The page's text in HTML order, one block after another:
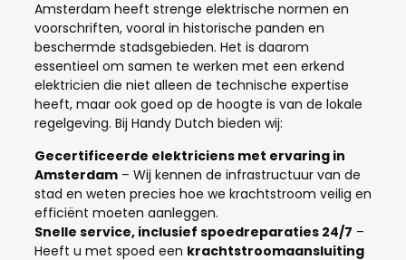
Amsterdam heeft strenge elektrische normen en
voorschriften, vooral in historische panden en
beschermde stadsgebieden. Het is daarom
essentieel om samen te werken met een erkend
elektricien die niet alleen de technische expertise
heeft, maar ook goed op de hoogte is van de lokale
regelgeving. Bij Handy Dutch bieden wij:
Gecertificeerde elektriciens met ervaring in
Amsterdam – Wij kennen de infrastructuur van de
stad en weten precies hoe we krachtstroom veilig en
efficiënt moeten aanleggen.
Snelle service, inclusief spoedreparaties 24/7 –
Heeft u met spoed een krachtstroomaansluiting